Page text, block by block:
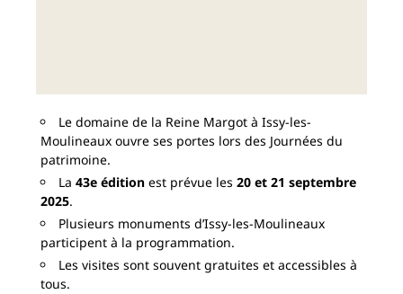
Le domaine de la Reine Margot à Issy-les-
Moulineaux ouvre ses portes lors des Journées du
patrimoine.
La 43e édition est prévue les 20 et 21 septembre
2025.
Plusieurs monuments d’Issy-les-Moulineaux
participent à la programmation.
Les visites sont souvent gratuites et accessibles à
tous.